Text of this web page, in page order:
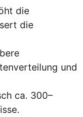
die
die
und
ca. 300–